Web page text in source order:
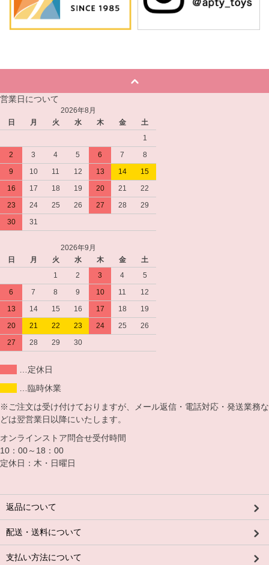
営業日について
2026年8月
日
月 火 水 木 金
土
1
2
3 4 5 6 7
8
9
10 11 12 13 14
15
16
17 18 19 20 21
22
23
24 25 26 27 28
29
30
31
2026年9月
日
月 火 水 木 金
土
1
2 3 4
5
6
7 8 9 10 11
12
13
14 15 16 17 18
19
20
21 22 23 24 25
26
27
28 29 30
…定休日
…臨時休業
※ご注文は受け付けておりますが、メール返信・電話対応・発送業務な
どは翌営業日以降にいたします。
オンラインストア問合せ受付時間
10：00～18：00
定休日：木・日曜日
返品について
配送・送料について
支払い方法について